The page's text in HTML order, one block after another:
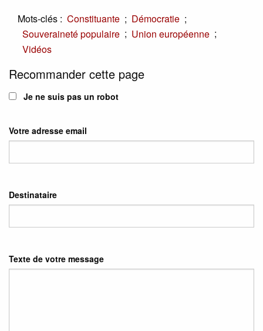
Mots-clés : Constituante ; Démocratie ;
Souveraineté populaire ; Union européenne ;
Vidéos
Recommander cette page
Je ne suis pas un robot
Votre adresse email
Destinataire
Texte de votre message